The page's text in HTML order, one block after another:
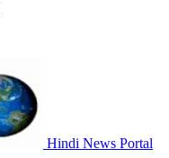
Hindi News Portal